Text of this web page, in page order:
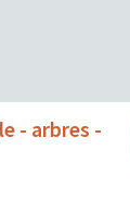
- arbres -